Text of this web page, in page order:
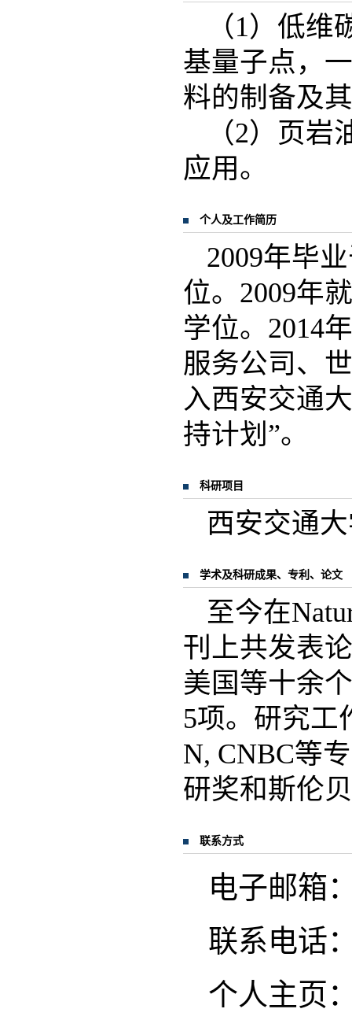
（1）低
基量子点，
料的制备及
（2）页
应用。
个人及工作简历
2009年毕
位。2009年
学位。2014
服务公司、
入西安交通
持计划”。
科研项目
西安交通
学术及科研成果、专利、论文
至今在
刊上共发表
美国等十余
5项。研究工
N, CNBC等
研奖和斯伦
联系方式
电子邮箱
联系电话
个人主页